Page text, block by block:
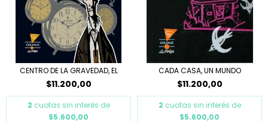
CENTRO DE LA GRAVEDAD, EL
$11.200,00
2 cuotas sin interés de
$5.600,00
CADA CASA, UN MUNDO
$11.200,00
2 cuotas sin interés de
$5.600,00